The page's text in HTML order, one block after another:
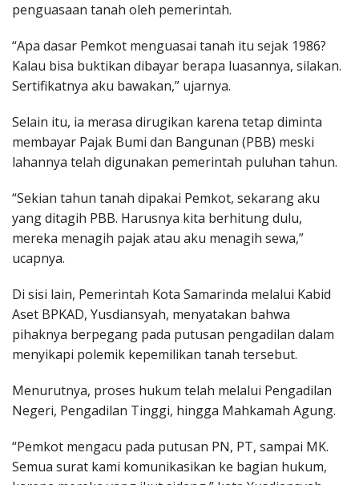
penguasaan tanah oleh pemerintah.
“Apa dasar Pemkot menguasai tanah itu sejak 1986?
Kalau bisa buktikan dibayar berapa luasannya, silakan.
Sertifikatnya aku bawakan,” ujarnya.
Selain itu, ia merasa dirugikan karena tetap diminta
membayar Pajak Bumi dan Bangunan (PBB) meski
lahannya telah digunakan pemerintah puluhan tahun.
“Sekian tahun tanah dipakai Pemkot, sekarang aku
yang ditagih PBB. Harusnya kita berhitung dulu,
mereka menagih pajak atau aku menagih sewa,”
ucapnya.
Di sisi lain, Pemerintah Kota Samarinda melalui Kabid
Aset BPKAD, Yusdiansyah, menyatakan bahwa
pihaknya berpegang pada putusan pengadilan dalam
menyikapi polemik kepemilikan tanah tersebut.
Menurutnya, proses hukum telah melalui Pengadilan
Negeri, Pengadilan Tinggi, hingga Mahkamah Agung.
“Pemkot mengacu pada putusan PN, PT, sampai MK.
Semua surat kami komunikasikan ke bagian hukum,